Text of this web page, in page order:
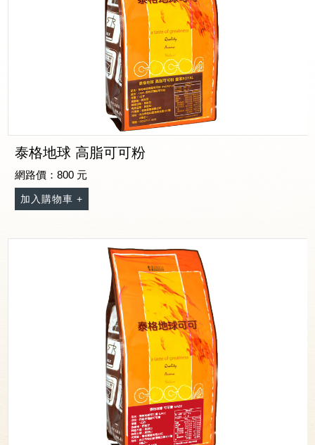
泰格地球 高脂可可粉
網路價：800 元
加入購物車 +
記住帳號